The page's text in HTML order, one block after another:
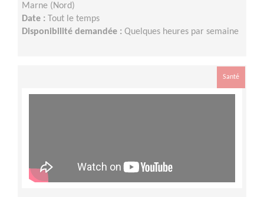
Marne (Nord)
Date :
Tout le temps
Disponibilité demandée : Quelques heures par semaine
Santé